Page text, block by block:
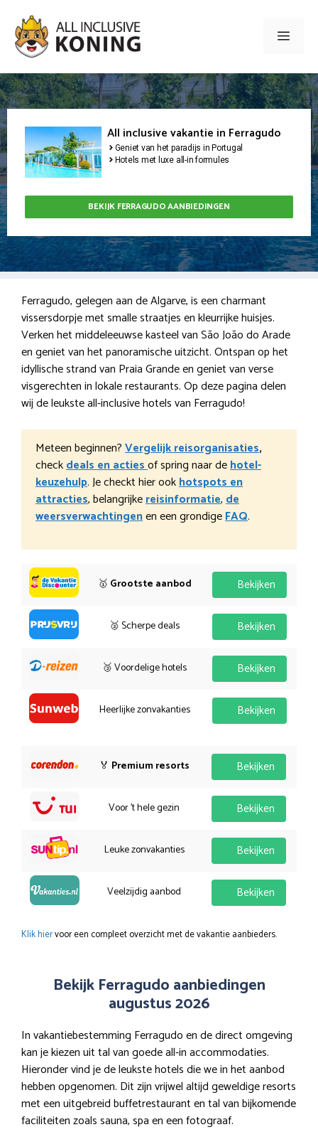
naar
inhoud
Menu
All inclusive vakantie in Ferragudo
Geniet van het paradijs in Portugal
Hotels met luxe all-in formules
BEKIJK FERRAGUDO AANBIEDINGEN
Ferragudo, gelegen aan de Algarve, is een charmant
vissersdorpje met smalle straatjes en kleurrijke huisjes.
Verken het middeleeuwse kasteel van São João do Arade
en geniet van het panoramische uitzicht. Ontspan op het
idyllische strand van Praia Grande en geniet van verse
visgerechten in lokale restaurants. Op deze pagina delen
wij de leukste all-inclusive hotels van Ferragudo!
Meteen beginnen?Vergelijk reisorganisaties,
checkdeals en actiesof spring naar dehotel-
keuzehulp. Je checkt hier ookhotspots en
attracties, belangrijkereisinformatie,de
weersverwachtingenen een grondigeFAQ.
🥇 Grootste aanbod Bekijken
🥈 Scherpe deals Bekijken
🥉 Voordelige hotels Bekijken
Heerlijke zonvakanties Bekijken
🏅 Premium resorts Bekijken
Voor 't hele gezin Bekijken
Leuke zonvakanties Bekijken
Veelzijdig aanbod Bekijken
Klik hiervoor een compleet overzicht met de vakantie aanbieders.
Bekijk Ferragudo aanbiedingen
augustus 2026
In vakantiebestemming Ferragudo en de direct omgeving
kan je kiezen uit tal van goede all-in accommodaties.
Hieronder vind je de leukste hotels die we in het aanbod
hebben opgenomen. Dit zijn vrijwel altijd geweldige resorts
met een uitgebreid buffetrestaurant en tal van bijkomende
faciliteiten zoals sauna, spa en een fotograaf.